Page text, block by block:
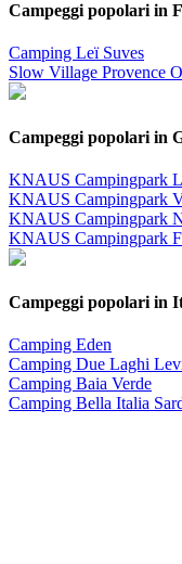
Campeggi popolari in
Camping Leï Suves
Slow Village Provence
Campeggi popolari in
KNAUS Campingpark
KNAUS Campingpark
KNAUS Campingpark
KNAUS Campingpark
Campeggi popolari in
Camping Eden
Camping Due Laghi
Camping Baia Verde
Camping Bella Italia